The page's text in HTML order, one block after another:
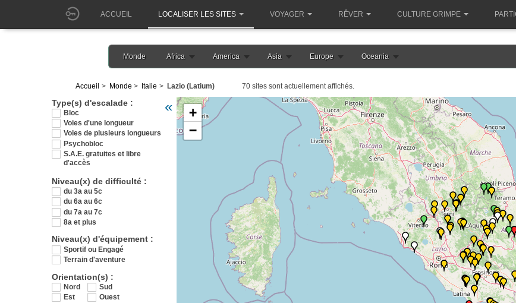
ACCUEIL LOCALISER LES SITES VOYAGER RÊVER CULTURE GRIMPE
Monde Africa America Asia Europe Oceania
Accueil Monde Italie Lazio (Latium) 70 sites sont actuellement affichés.
Type(s) d'escalade :
Bloc
Voies d'une longueur
Voies de plusieurs longueurs
Psychobloc
S.A.E. gratuites et libre
d'accès
Niveau(x) de difficulté :
du 3a au 5c
du 6a au 6c
du 7a au 7c
8a et plus
Niveau(x) d'équipement :
Sportif ou Engagé
Terrain d'aventure
Orientation(s) :
Nord
Sud
Est
Ouest
« Veuillez patienter pendant le chargement de la carte italie
+
−